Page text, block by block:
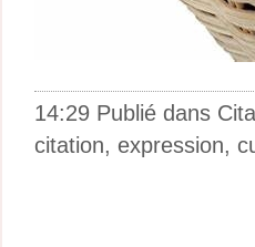
14:29 Publié dans
citation, expression,